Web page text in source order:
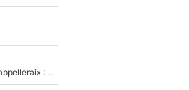
Mercato - OM - «Dès que je prends un club, je t’appellerai» : La promesse de Marcelino au moment de claquer la porte